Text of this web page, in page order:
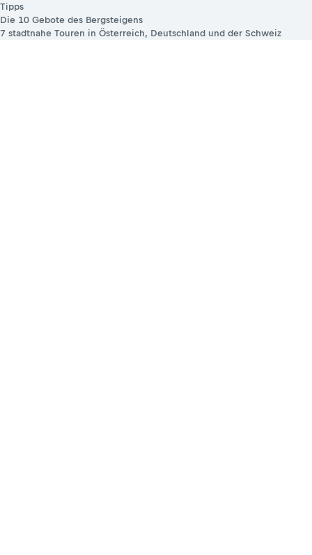
Tipps
Die 10 Gebote des Bergsteigens
7 stadtnahe Touren in Österreich, Deutschland und der Schweiz